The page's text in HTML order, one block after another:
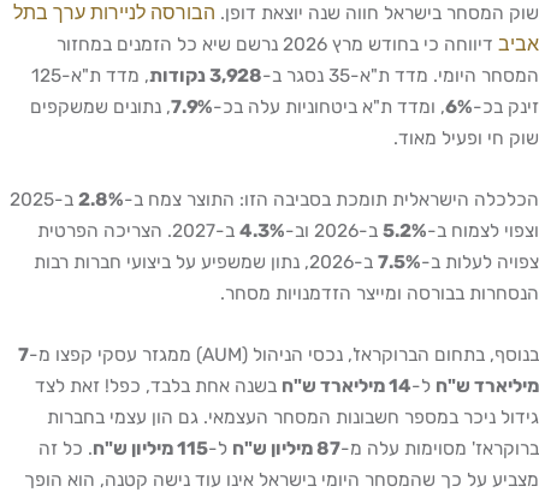
שוק המסחר בישראל חווה שנה יוצאת דופן. הבורסה לניירות ערך בתל
אביב
דיווחה כי בחודש מרץ 2026 נרשם שיא כל הזמנים במחזור
המסחר היומי. מדד ת"א-35 נסגר ב-
3,928 נקודות
, מדד ת"א-125
זינק בכ-6%, ומדד ת"א ביטחוניות עלה בכ-7.9%, נתונים שמשקפים
שוק חי ופעיל מאוד.
הכלכלה הישראלית תומכת בסביבה הזו: התוצר צמח ב-2.8%
ב-2025
וצפוי לצמוח ב-5.2% ב-2026 וב- 4.3%
ב-2027. הצריכה הפרטית
צפויה לעלות ב-7.5%
ב-2026, נתון שמשפיע על ביצועי חברות רבות
הנסחרות בבורסה ומייצר הזדמנויות מסחר.
בנוסף, בתחום הברוקראז', נכסי הניהול (AUM) ממגזר עסקי קפצו מ-
7
מיליארד ש"ח ל-14 מיליארד ש"ח
בשנה אחת בלבד, כפל! זאת לצד
גידול ניכר במספר חשבונות המסחר העצמאי. גם הון עצמי בחברות
ברוקראז' מסוימות עלה מ-87 מיליון ש"ח ל-115 מיליון ש"ח
. כל זה
מצביע על כך שהמסחר היומי בישראל אינו עוד נישה קטנה, הוא הופך